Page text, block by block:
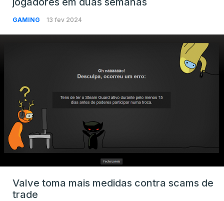
GAMING 13 fev 2024
Valve toma mais medidas contra scams de
trade